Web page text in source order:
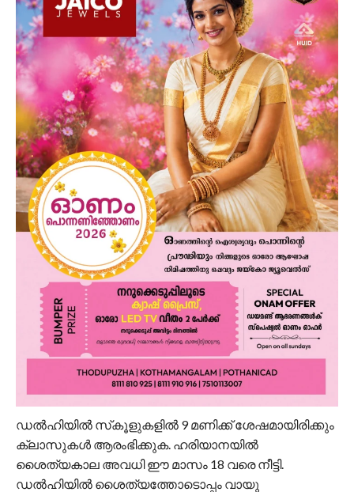
ഡൽഹിയിൽ സ്‌കൂളുകളിൽ 9 മണിക്ക് ശേഷമായിരിക്കും
ക്ലാസുകൾ ആരംഭിക്കുക. ഹരിയാനയിൽ
ശൈത്യകാല അവധി ഈ മാസം 18 വരെ നീട്ടി.
ഡൽഹിയിൽ ശൈത്യത്തോടൊപ്പം വായു